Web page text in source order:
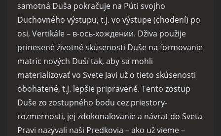
samotná Duša pokračuje na Púti svojho
Duchovného výstupu, t.j. vo výstupe (chodení) po
osi, Vertikále – в-ось-хождении. Dživa použije
prinesené životné skúsenosti Duše na formovanie
matríc nových Duší tak, aby sa mohli
materializovať vo Svete Javi už o tieto skúsenosti
obohatené, t.j. lepšie pripravené. Tento zostup
Duše zo zostupného bodu cez priestory-
rozmernosti, jej zdokonaľovanie a návrat do Sveta
Pravi nazývali naši Predkovia – ako už vieme –